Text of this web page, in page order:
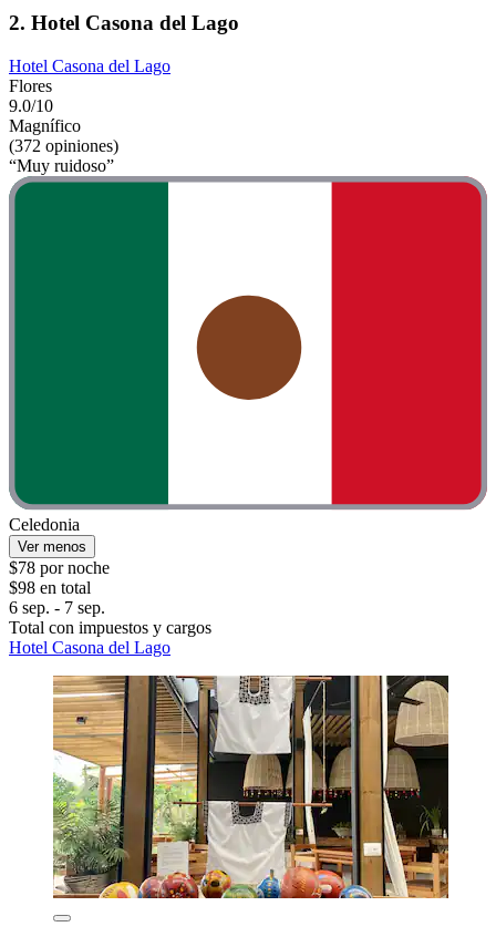
2. Hotel Casona del Lago
Hotel Casona del Lago
Flores
9.0/10
Magnífico
(372 opiniones)
“Muy ruidoso”
Celedonia
Ver menos
$78 por noche
$98 en total
6 sep. - 7 sep.
Total con impuestos y cargos
Hotel Casona del Lago